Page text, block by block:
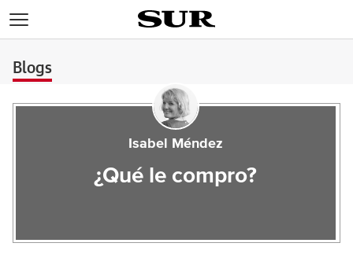
Blogs
Isabel Méndez
¿Qué le compro?